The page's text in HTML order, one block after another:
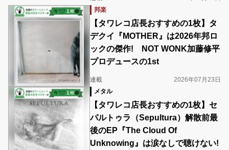
邦楽
【タワレコ店長おすすめの1枚】タ
デクイ『MOTHER』は2026年邦ロ
ックの傑作! NOT WONK加藤修平
プロデュースの1st
連載
2026年07月23日
メタル
【タワレコ店長おすすめの1枚】セ
パルトゥラ（Sepultura）解散前最
後のEP『The Cloud Of
Unknowing』は涙なしで聴けない!